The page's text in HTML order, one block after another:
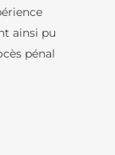
ainsi pu
pénal